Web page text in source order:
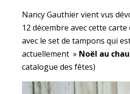
Nancy Gauthier vient vus
12 décembre avec cette
avec le set de tampons qui
actuellement » Noël au
catalogue des fêtes)